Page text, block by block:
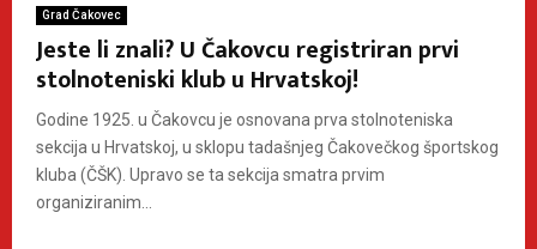
Grad Čakovec
Jeste li znali? U Čakovcu registriran prvi
stolnoteniski klub u Hrvatskoj!
Godine 1925. u Čakovcu je osnovana prva stolnoteniska
sekcija u Hrvatskoj, u sklopu tadašnjeg Čakovečkog športskog
kluba (ČŠK). Upravo se ta sekcija smatra prvim
organiziranim...